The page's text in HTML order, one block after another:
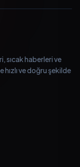
sıcak haberleri ve
hızlı ve doğru şekilde